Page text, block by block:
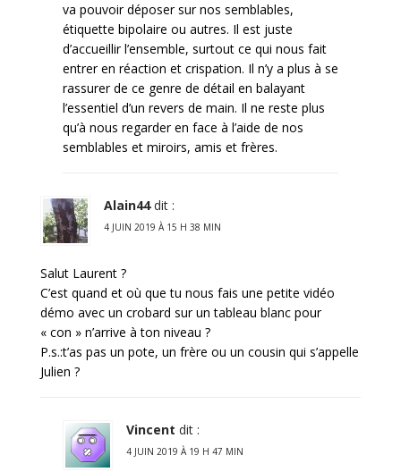
va pouvoir déposer sur nos semblables,
étiquette bipolaire ou autres. Il est juste
d’accueillir l’ensemble, surtout ce qui nous fait
entrer en réaction et crispation. Il n’y a plus à se
rassurer de ce genre de détail en balayant
l’essentiel d’un revers de main. Il ne reste plus
qu’à nous regarder en face à l’aide de nos
semblables et miroirs, amis et frères.
Alain44 dit :
4 JUIN 2019 À 15 H 38 MIN
Salut Laurent ?
C’est quand et où que tu nous fais une petite vidéo
démo avec un crobard sur un tableau blanc pour
« con » n’arrive à ton niveau ?
P.s.:t’as pas un pote, un frère ou un cousin qui s’appelle
Julien ?
Vincent dit :
4 JUIN 2019 À 19 H 47 MIN